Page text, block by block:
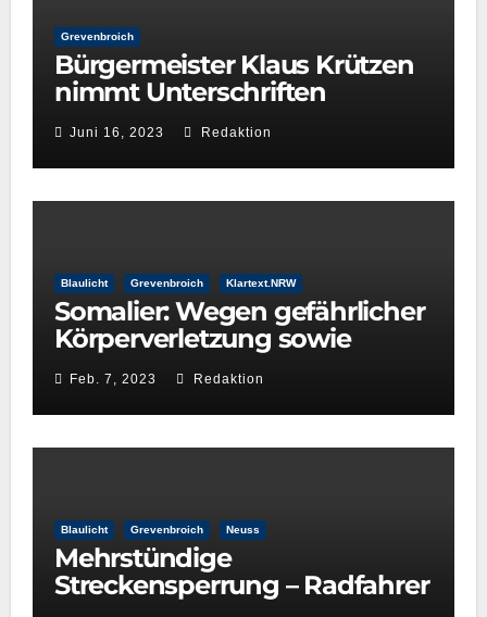
Grevenbroich
Bürgermeister Klaus Krützen
nimmt Unterschriften
entgegen
Juni 16, 2023 Redaktion
Blaulicht Grevenbroich Klartext.NRW
Somalier: Wegen gefährlicher
Körperverletzung sowie
wegen Sexualdelikten
aufgefallen
Feb. 7, 2023 Redaktion
Blaulicht Grevenbroich Neuss
Mehrstündige
Streckensperrung – Radfahrer